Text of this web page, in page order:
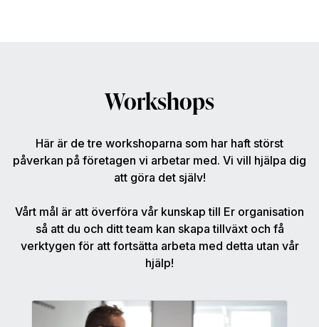
Workshops
Här är de tre workshoparna som har haft störst
påverkan på företagen vi arbetar med. Vi vill hjälpa dig
att göra det själv!
Vårt mål är att överföra vår kunskap till Er organisation
så att du och ditt team kan skapa tillväxt och få
verktygen för att fortsätta arbeta med detta utan vår
hjälp!